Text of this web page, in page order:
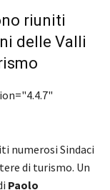
riuniti
delle Valli
numerosi Sindaci
di turismo. Un
Paolo